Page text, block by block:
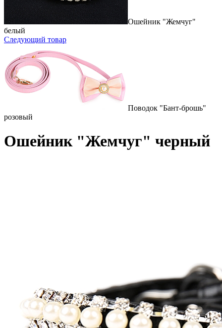
Ошейник "Жемчуг"
белый
Следующий товар
Поводок "Бант-брошь"
розовый
Ошейник "Жемчуг" черный